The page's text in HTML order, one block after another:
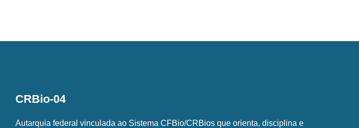
CRBio-04
Autarquia federal vinculada ao Sistema CFBio/CRBios que orienta, disciplina e